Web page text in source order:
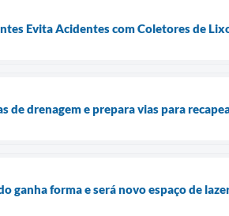
Evita Acidentes com Coletores de
de drenagem e prepara vias para
ganha forma e será novo espaço de